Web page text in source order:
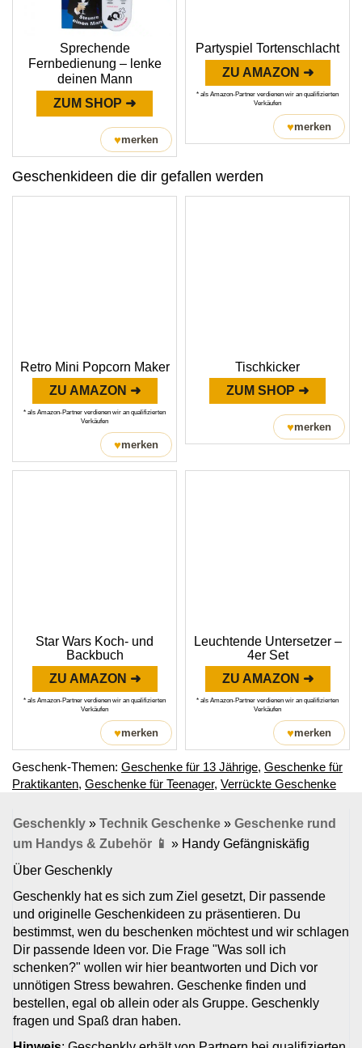
Sprechende
Fernbedienung – lenke
deinen Mann
ZUM SHOP ➜
♥merken
Partyspiel Tortenschlacht
ZU AMAZON ➜
* als Amazon-Partner verdienen wir an qualifizierten
Verkäufen
♥merken
Geschenkideen die dir gefallen werden
Retro Mini Popcorn Maker
ZU AMAZON ➜
* als Amazon-Partner verdienen wir an qualifizierten
Verkäufen
♥merken
Tischkicker
ZUM SHOP ➜
♥merken
Star Wars Koch- und
Backbuch
ZU AMAZON ➜
* als Amazon-Partner verdienen wir an qualifizierten
Verkäufen
♥merken
Leuchtende Untersetzer –
4er Set
ZU AMAZON ➜
* als Amazon-Partner verdienen wir an qualifizierten
Verkäufen
♥merken
Geschenk-Themen: Geschenke für 13 Jährige, Geschenke für
Praktikanten, Geschenke für Teenager, Verrückte Geschenke
Geschenkly » Technik Geschenke » Geschenke rund
um Handys & Zubehör 📱 » Handy Gefängniskäfig
Über Geschenkly
Geschenkly hat es sich zum Ziel gesetzt, Dir passende
und originelle Geschenkideen zu präsentieren. Du
bestimmst, wen du beschenken möchtest und wir schlagen
Dir passende Ideen vor. Die Frage "Was soll ich
schenken?" wollen wir hier beantworten und Dich vor
unnötigen Stress bewahren. Geschenke finden und
bestellen, egal ob allein oder als Gruppe. Geschenkly
fragen und Spaß dran haben.